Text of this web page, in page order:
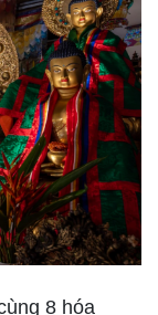
8 hóa